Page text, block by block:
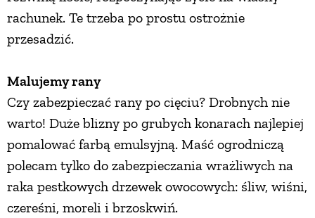
rachunek. Te trzeba po prostu ostrożnie
przesadzić.
Malujemy rany
Czy zabezpieczać rany po cięciu? Drobnych nie
warto! Duże blizny po grubych konarach najlepiej
pomalować farbą emulsyjną. Maść ogrodniczą
polecam tylko do zabezpieczania wrażliwych na
raka pestkowych drzewek owocowych: śliw, wiśni,
czereśni, moreli i brzoskwiń.